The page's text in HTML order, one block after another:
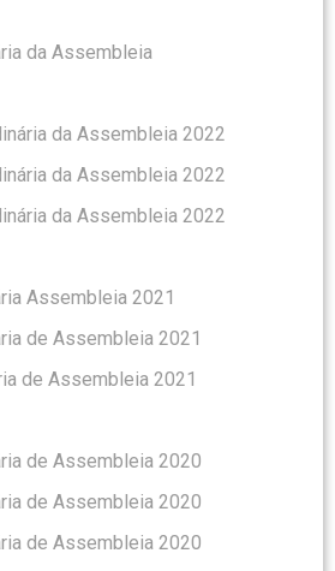
da Assembleia
da Assembleia 2022
da Assembleia 2022
da Assembleia 2022
Assembleia 2021
de Assembleia 2021
de Assembleia 2021
de Assembleia 2020
de Assembleia 2020
de Assembleia 2020